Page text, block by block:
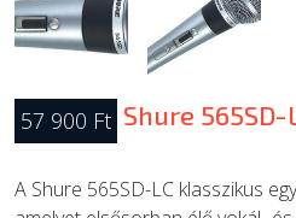
57 900 Ft Shure 565SD-
A Shure 565SD-LC klasszikus